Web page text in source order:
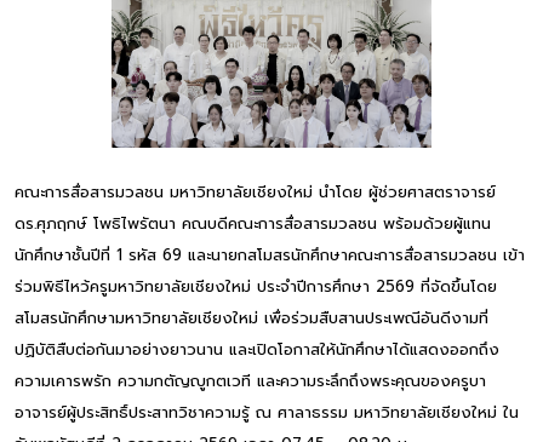
คณะการสื่อสารมวลชน มหาวิทยาลัยเชียงใหม่ นำโดย ผู้ช่วยศาสตราจารย์
ดร.ศุภฤกษ์ โพธิไพรัตนา คณบดีคณะการสื่อสารมวลชน พร้อมด้วยผู้แทน
นักศึกษาชั้นปีที่ 1 รหัส 69 และนายกสโมสรนักศึกษาคณะการสื่อสารมวลชน เข้า
ร่วมพิธีไหว้ครูมหาวิทยาลัยเชียงใหม่ ประจำปีการศึกษา 2569 ที่จัดขึ้นโดย
สโมสรนักศึกษามหาวิทยาลัยเชียงใหม่ เพื่อร่วมสืบสานประเพณีอันดีงามที่
ปฏิบัติสืบต่อกันมาอย่างยาวนาน และเปิดโอกาสให้นักศึกษาได้แสดงออกถึง
ความเคารพรัก ความกตัญญูกตเวที และความระลึกถึงพระคุณของครูบา
อาจารย์ผู้ประสิทธิ์ประสาทวิชาความรู้ ณ ศาลาธรรม มหาวิทยาลัยเชียงใหม่ ใน